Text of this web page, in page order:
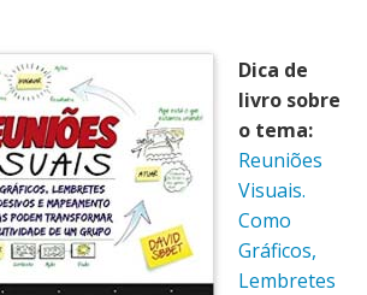
Dica de
livro sobre
o tema:
Reuniões
Visuais.
Como
Gráficos,
Lembretes